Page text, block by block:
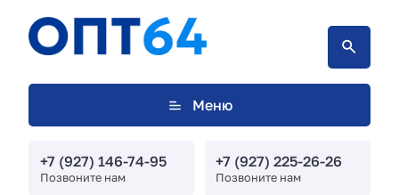
Меню
+7 (927) 146-74-95
Позвоните нам
+7 (927) 225-26-26
Позвоните нам